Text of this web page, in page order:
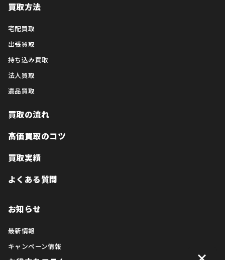
買取方法
宅配買取
出張買取
持ち込み買取
法人買取
遺品買取
買取の流れ
高価買取のコツ
買取実績
よくある質問
お知らせ
最新情報
キャンペーン情報